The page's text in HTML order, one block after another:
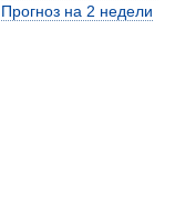
Прогноз на 2 недели